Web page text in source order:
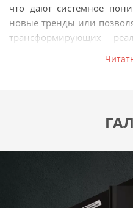
что дают системное
новые тренды или
трансформирующих
вошедших в наш сборник
книг о важном в одной».
Билл Гейтс пишет: «Это